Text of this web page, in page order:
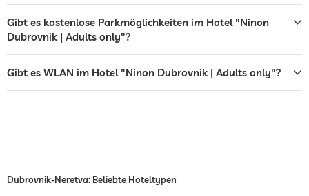
Wassersportmöglichkeiten
Tauchen
Wellnessmassagen
Gibt es kostenlose Parkmöglichkeiten im Hotel "Ninon
Dubrovnik | Adults only"?
Gibt es WLAN im Hotel "Ninon Dubrovnik | Adults only"?
Dubrovnik-Neretva: Beliebte Hoteltypen